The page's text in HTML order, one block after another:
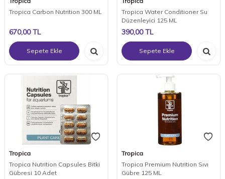
Tropica Carbon Nutrition 300 ML
670,00TL
Sepete Ekle
Tropica Water Conditioner Su
Düzenleyici 125 ML
390,00TL
Sepete Ekle
Tropica
Tropica Nutrition Capsules Bitki
Gübresi 10 Adet
Tropica
Tropica Premium Nutrition Sıvı
Gübre 125 ML